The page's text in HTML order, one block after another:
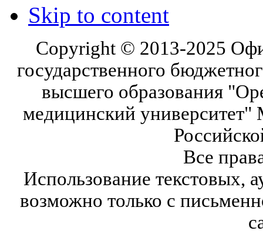
Skip to content
Copyright © 2013-2025
государственного
высшего образования
медицинский университет"
Все
Использование текстовых,
возможно только с